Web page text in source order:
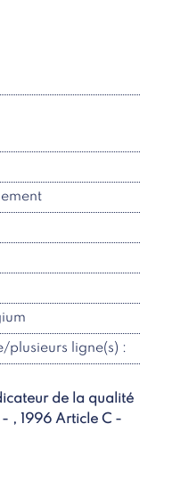
plusieurs ligne(s) :
de la qualité
, 1996 Article C -